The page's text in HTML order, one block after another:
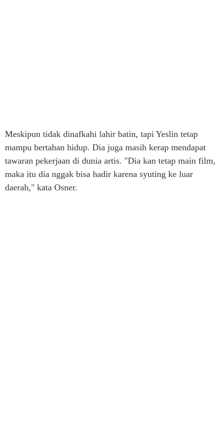
Meskipun tidak dinafkahi lahir batin, tapi Yeslin tetap
mampu bertahan hidup. Dia juga masih kerap mendapat
tawaran pekerjaan di dunia artis. "Dia kan tetap main film,
maka itu dia nggak bisa hadir karena syuting ke luar
daerah," kata Osner.